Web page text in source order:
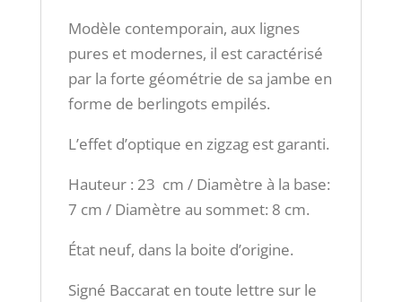
Modèle contemporain, aux lignes
pures et modernes, il est caractérisé
par la forte géométrie de sa jambe en
forme de berlingots empilés.
L’effet d’optique en zigzag est garanti.
Hauteur : 23 cm / Diamètre à la base:
7 cm / Diamètre au sommet: 8 cm.
État neuf, dans la boite d’origine.
Signé Baccarat en toute lettre sur le